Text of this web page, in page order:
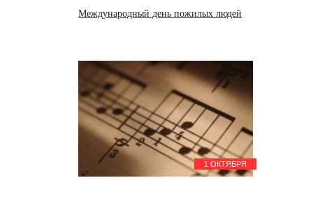
Международный день пожилых людей
1 ОКТЯБРЯ